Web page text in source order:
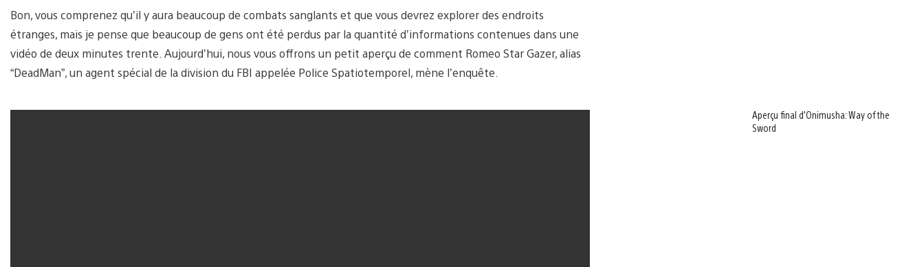
Bon, vous comprenez qu’il y aura beaucoup de combats sanglants et que vous devrez explorer des endroits
étranges, mais je pense que beaucoup de gens ont été perdus par la quantité d’informations contenues dans une
vidéo de deux minutes trente. Aujourd’hui, nous vous offrons un petit aperçu de comment Romeo Star Gazer, alias
“DeadMan”, un agent spécial de la division du FBI appelée Police Spatiotemporel, mène l’enquête.
Aperçu final d’Onimusha: Way of the
Sword